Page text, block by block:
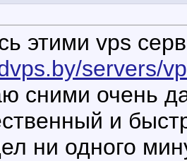
этими vps
servers/
сними очень
и
ни одного